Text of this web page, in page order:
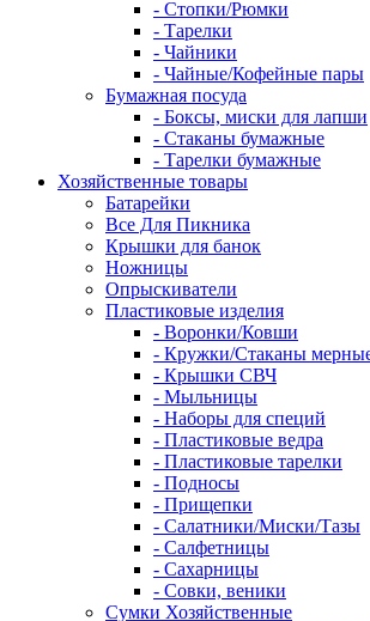
- Стопки/Рюмки
- Тарелки
- Чайники
- Чайные/Кофейные пары
Бумажная посуда
- Боксы, миски для лапши
- Стаканы бумажные
- Тарелки бумажные
Хозяйственные товары
Батарейки
Все Для Пикника
Крышки для банок
Ножницы
Опрыскиватели
Пластиковые изделия
- Воронки/Ковши
- Кружки/Стаканы
- Крышки СВЧ
- Мыльницы
- Наборы для специй
- Пластиковые ведра
- Пластиковые тарелки
- Подносы
- Прищепки
- Салатники/Миски/Тазы
- Салфетницы
- Сахарницы
- Совки, веники
Сумки Хозяйственные